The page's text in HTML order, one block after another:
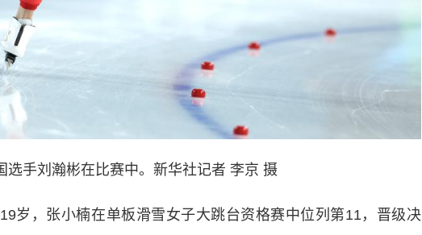
选手刘瀚彬在比赛中。新华社记者 李京 摄
，张小楠在单板滑雪女子大跳台资格赛中位列第11，晋级决